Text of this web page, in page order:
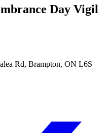
Day Vigil
Rd, Brampton, ON L6S